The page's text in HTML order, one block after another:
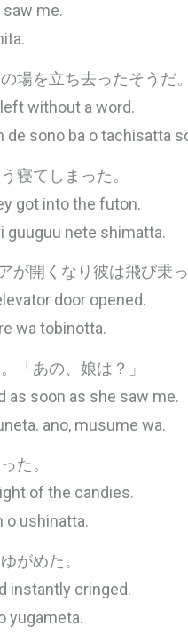
me.
場を立ち去ったそうだ。
without a word.
sono ba o tachisatta
寝てしまった。
got into the futon.
guuguu nete shimatta.
開くなり彼は飛び乗っ
door opened.
wa tobinotta.
「あの、娘は？」
as soon as she saw me.
ano, musume wa.
た。
of the candies.
o ushinatta.
がめた。
instantly cringed.
yugameta.